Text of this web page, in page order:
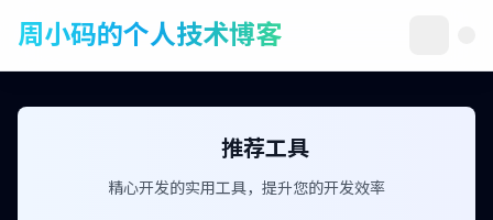
周小码的个人技术博客
推荐工具
精心开发的实用工具，提升您的开发效率